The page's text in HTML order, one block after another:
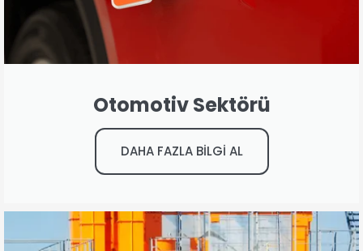
Otomotiv Sektörü
DAHA FAZLA BİLGİ AL